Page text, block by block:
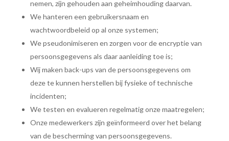
nemen, zijn gehouden aan geheimhouding daarvan.
We hanteren een gebruikersnaam en
wachtwoordbeleid op al onze systemen;
We pseudonimiseren en zorgen voor de encryptie van
persoonsgegevens als daar aanleiding toe is;
Wij maken back-ups van de persoonsgegevens om
deze te kunnen herstellen bij fysieke of technische
incidenten;
We testen en evalueren regelmatig onze maatregelen;
Onze medewerkers zijn geïnformeerd over het belang
van de bescherming van persoonsgegevens.